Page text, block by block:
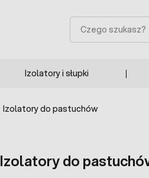
Szukaj
Izolatory i słupki
Izolatory do pastuchów
Izolatory do